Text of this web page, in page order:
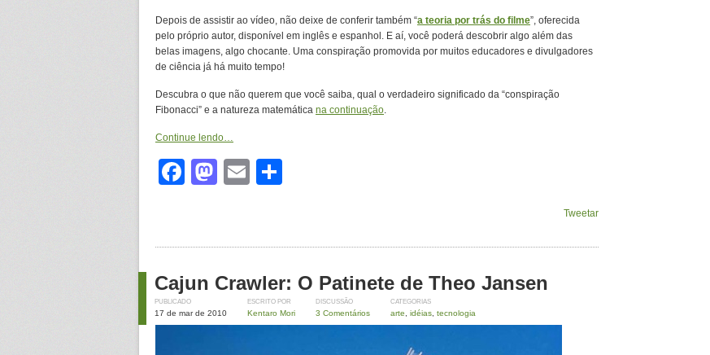
Depois de assistir ao vídeo, não deixe de conferir também “a teoria por trás do filme”, oferecida
pelo próprio autor, disponível em inglês e espanhol. E aí, você poderá descobrir algo além das
belas imagens, algo chocante. Uma conspiração promovida por muitos educadores e divulgadores
de ciência já há muito tempo!
Descubra o que não querem que você saiba, qual o verdadeiro significado da “conspiração
Fibonacci” e a natureza matemática na continuação.
Continue lendo…
Facebook
Mastodon
Email
Tweetar
Cajun Crawler: O Patinete de Theo Jansen
PUBLICADO
17 de mar de 2010
ESCRITO POR
Kentaro Mori
DISCUSSÃO
3 Comentários
CATEGORIAS
arte idéias tecnologia